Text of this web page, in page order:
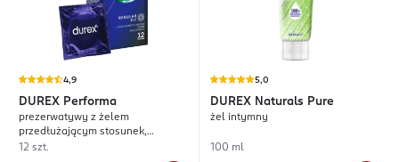
4,9
DUREX Performa
prezerwatywy z żelem
przedłużającym stosunek,
Regular Fit
12 szt.
5,0
DUREX Naturals Pure
żel intymny
100 ml